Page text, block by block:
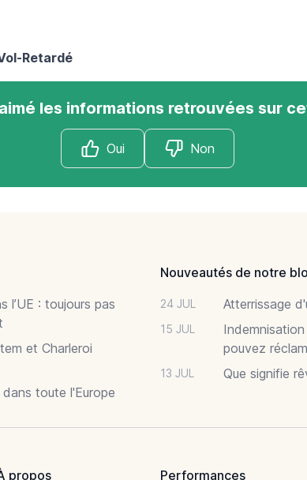
Retardé
les informations retrouvées sur
Oui Non
l’UE : toujours pas
et Charleroi
toute l'Europe
Nouveautés de notre
24 JUL Atterrissage
15 JUL
pouvez
13 JUL Que signifie
propos
Performances